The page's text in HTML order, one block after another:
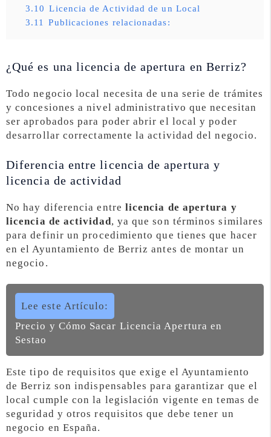
3.10 Licencia de Actividad de un Local
3.11
Publicaciones relacionadas:
¿Qué es una licencia de apertura en Berriz?
Todo negocio local necesita de una serie de trámites
y concesiones a nivel administrativo que necesitan
ser aprobados para poder abrir el local y poder
desarrollar correctamente la actividad del negocio.
Diferencia entre licencia de apertura y
licencia de actividad
No hay diferencia entre licencia de apertura y
licencia de actividad, ya que son términos similares
para definir un procedimiento que tienes que hacer
en el Ayuntamiento de Berriz antes de montar un
negocio.
Lee este Artículo:
Precio y Cómo Sacar Licencia Apertura en
Sestao
Este tipo de requisitos que exige el Ayuntamiento
de Berriz son indispensables para garantizar que el
local cumple con la legislación vigente en temas de
seguridad y otros requisitos que debe tener un
negocio en España.